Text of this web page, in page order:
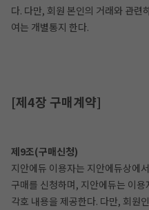
다. 다만, 회원 본인의 거래와 관련
여는 개별통지 한다.
[제4장 구매계약]
제9조(구매신청)
지안에듀 이용자는 지안에듀상에
구매를 신청하며, 지안에듀는 이
각호 내용을 제공한다. 다만, 회원